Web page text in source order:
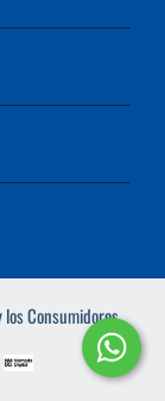
Consumidores.